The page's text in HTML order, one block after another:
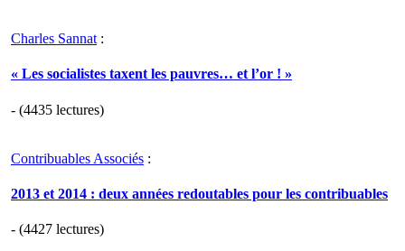
Charles Sannat :
« Les socialistes taxent les pauvres… et l’or ! »
- (4435 lectures)
Contribuables Associés :
2013 et 2014 : deux années redoutables pour les contribuables
- (4427 lectures)